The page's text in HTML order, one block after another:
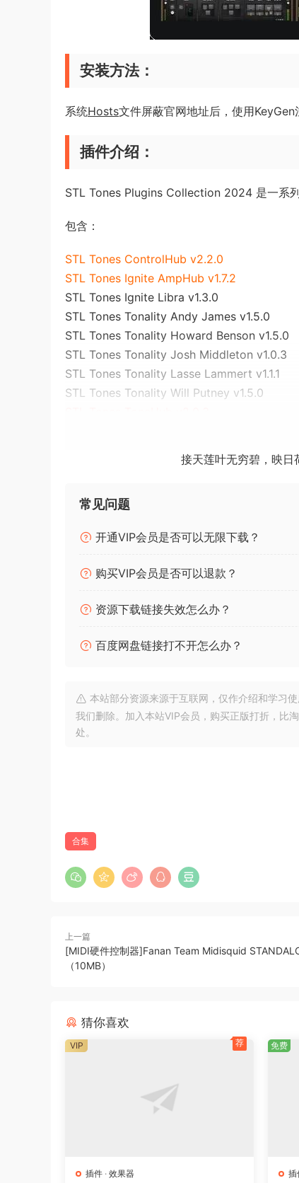
安装方法：
系统Hosts文件屏蔽官网地址后，使用KeyGen
插件介绍：
STL Tones Plugins Collection 2024 是一系
包含：
STL Tones ControlHub v2.2.0
STL Tones Ignite AmpHub v1.7.2
STL Tones Ignite Libra v1.3.0
STL Tones Tonality Andy James v1.5.0
STL Tones Tonality Howard Benson v1.5.0
STL Tones Tonality Josh Middleton v1.0.3
STL Tones Tonality Lasse Lammert v1.1.1
STL Tones Tonality Will Putney v1.5.0
业内大牌吉他和贝斯音色的终极收藏。
STL Tones ControlHub
一款包罗万象的混音插件：从顶级混音师和
AmpHub 是一款包罗万象的软件格式电吉他
可满足任何流派吉他手的各种需求。
体 + 麦克风模拟器。它的设计目的是实时执
置滤波器和延迟控制，让吉他手和贝斯手轻松
Tonality：Will Putney 是一款集所有功能于
与普特尼一起花了一年多的时间开发这款插
STL Tones Tonality Lasse Lammert
Tonality 是一款全功能吉他插件套件，由制作
放大器和箱体设置都在这款插件中。Lasse
STL Tones Tonality 乔什-米德尔顿（Josh
乔什-米德尔顿是英国吉他手和制作人。他因
了他吉他音色的每一个声音方面。
STL Tonality 是一款全功能吉他插件套件，
Howard Benson Plug-in 由 STL Tones、
STL Tonality 是一款全功能的吉他插件套件
接天莲叶无穷碧，映
常见问题
开通VIP会员是否可以无限下载？
购买VIP会员是否可以退款？
资源下载链接失效怎么办？
百度网盘链接打不开怎么办？
本站部分资源来源于互联网，仅作介绍和学习
我们删除。加入本站VIP会员，购买正版打折，比
处。
合集
上一篇
[MIDI硬件控制器]Fanan Team Midisquid
（10MB）
猜你喜欢
插件 · 效果器
VIP 荐
插
免费